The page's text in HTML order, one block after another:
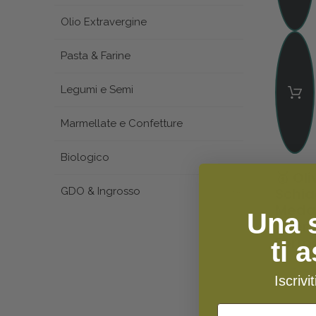
Olio Extravergine
Pasta & Farine
Legumi e Semi
Marmellate e Confetture
Biologico
GDO & Ingrosso
|
Una
ti
Nome